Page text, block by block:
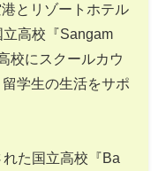
とリゾートホテル
高校『Sangam
校にスクールカウ
学生の生活をサポ
た国立高校『Ba